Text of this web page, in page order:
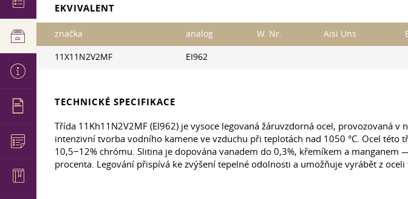
EKVIVALENT
značka analog W. Nr. Aisi Uns
11X11N2V2MF EI962
TECHNICKÉ SPECIFIKACE
Třída 11Kh11N2V2MF (EI962) je vysoce legovaná žáruvzdorná ocel, provozovaná
intenzivní tvorba vodního kamene ve vzduchu při teplotách nad 1050 °C. Ocel této
10,5−12% chrómu. Slitina je dopována vanadem do 0,3%, křemíkem a
procenta. Legování přispívá ke zvýšení tepelné odolnosti a umožňuje vyrábět z